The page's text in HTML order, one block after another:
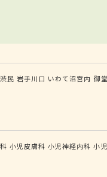
渋民 岩手川口 いわて沼宮内 御堂
小児皮膚科 小児神経内科 小